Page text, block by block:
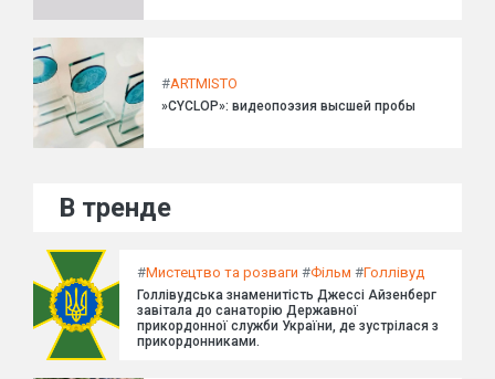
#ARTMISTO
»CYCLOP»: видеопоэзия высшей пробы
В тренде
#Мистецтво та розваги #Фільм #Голлівуд
Голлівудська знаменитість Джессі Айзенберг
завітала до санаторію Державної
прикордонної служби України, де зустрілася з
прикордонниками.